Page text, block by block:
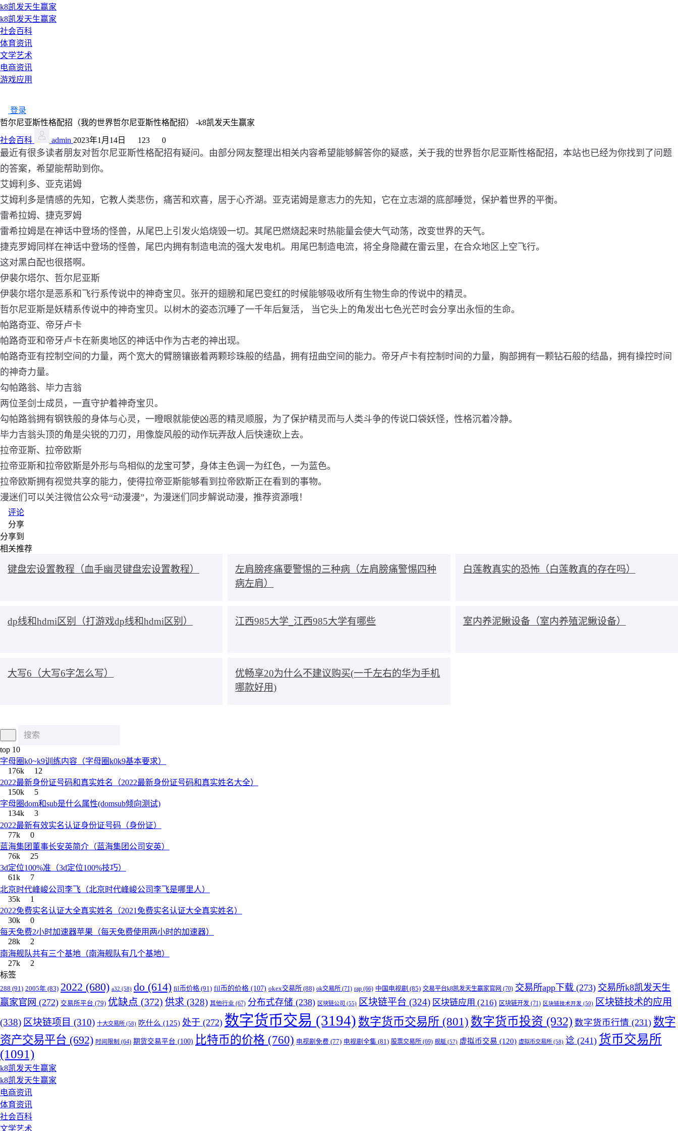
k8凯发天生赢家
k8凯发天生赢家
社会百科
体育资讯
文学艺术
电商资讯
游戏应用
登录
哲尔尼亚斯性格配招（我的世界哲尔尼亚斯性格配招） -k8凯发天生赢家
社会百科 admin 2023年1月14日 123 0
最近有很多读者朋友对哲尔尼亚斯性格配招有疑问。由部分网友整理出相关内容希望能够解答你的疑惑，关于我的世界哲尔尼亚斯性格配招，本站也已经为你找到了问题
的答案，希望能帮助到你。
艾姆利多、亚克诺姆
艾姆利多是情感的先知，它教人类悲伤，痛苦和欢喜，居于心齐湖。亚克诺姆是意志力的先知，它在立志湖的底部睡觉，保护着世界的平衡。
雷希拉姆、捷克罗姆
雷希拉姆是在神话中登场的怪兽，从尾巴上引发火焰烧毁一切。其尾巴燃烧起来时热能量会使大气动荡，改变世界的天气。
捷克罗姆同样在神话中登场的怪兽，尾巴内拥有制造电流的强大发电机。用尾巴制造电流，将全身隐藏在雷云里，在合众地区上空飞行。
这对黑白配也很搭啊。
伊裴尔塔尔、哲尔尼亚斯
伊裴尔塔尔是恶系和飞行系传说中的神奇宝贝。张开的翅膀和尾巴变红的时候能够吸收所有生物生命的传说中的精灵。
哲尔尼亚斯是妖精系传说中的神奇宝贝。以树木的姿态沉睡了一千年后复活， 当它头上的角发出七色光芒时会分享出永恒的生命。
帕路奇亚、帝牙卢卡
帕路奇亚和帝牙卢卡在新奥地区的神话中作为古老的神出现。
帕路奇亚有控制空间的力量，两个宽大的臂膀镶嵌着两颗珍珠般的结晶，拥有扭曲空间的能力。帝牙卢卡有控制时间的力量，胸部拥有一颗钻石般的结晶，拥有操控时间
的神奇力量。
勾帕路翁、毕力吉翁
两位圣剑士成员，一直守护着神奇宝贝。
勾帕路翁拥有钢铁般的身体与心灵，一瞪眼就能使凶恶的精灵顺服，为了保护精灵而与人类斗争的传说口袋妖怪，性格沉着冷静。
毕力吉翁头顶的角是尖锐的刀刃，用像旋风般的动作玩弄敌人后快速砍上去。
拉帝亚斯、拉帝欧斯
拉帝亚斯和拉帝欧斯是外形与鸟相似的龙宝可梦，身体主色调一为红色，一为蓝色。
拉帝欧斯拥有视觉共享的能力，使得拉帝亚斯能够看到拉帝欧斯正在看到的事物。
漫迷们可以关注微信公众号“动漫漫”，为漫迷们同步解说动漫，推荐资源哦！
评论
分享
分享到
相关推荐
键盘宏设置教程（血手幽灵键盘宏设置教程）
左肩膀疼痛要警惕的三种病（左肩膀痛警惕四种
病左肩）
白莲教真实的恐怖（白莲教真的存在吗）
dp线和hdmi区别（打游戏dp线和hdmi区别） 江西985大学_江西985大学有哪些 室内养泥鳅设备（室内养殖泥鳅设备）
大写6（大写6字怎么写）
优畅享20为什么不建议购买(一千左右的华为手机
哪款好用)
top 10
字母圈k0~k9训练内容（字母圈k0k9基本要求）
176k
12
2022最新身份证号码和真实姓名（2022最新身份证号码和真实姓名大全）
150k
5
字母圈dom和sub是什么属性(domsub倾向测试)
134k
3
2022最新有效实名认证身份证号码（身份证）
77k
0
蓝海集团董事长安英简介（蓝海集团公司安英）
76k
25
3d定位100%准（3d定位100%技巧）
61k
7
北京时代峰峻公司李飞（北京时代峰峻公司李飞是哪里人）
35k
1
2022免费实名认证大全真实姓名（2021免费实名认证大全真实姓名）
30k
0
每天免费2小时加速器苹果（每天免费使用两小时的加速器）
28k
2
南海舰队共有三个基地（南海舰队有几个基地）
27k
2
标签
288 (91) 2005年 (83) 2022 (680) a32 (58) do (614) fil币价格 (91) fil币的价格 (107) okex交易所 (88) ok交易所 (71) rap (66) 中国电视剧 (85) 交易平台k8凯发天生赢家官网 (70) 交易所app下载 (273) 交易所k8凯发天生
赢家官网 (272) 交易所平台 (79) 优缺点 (372) 供求 (328) 其他行业 (67) 分布式存储 (238) 区块链公司 (55) 区块链平台 (324) 区块链应用 (216) 区块链开发 (71) 区块链技术开发 (50)
区块链技术的应用
(338) 区块链项目 (310) 十大交易所 (58) 吃什么 (125) 处于 (272) 数字货币交易 (3194) 数字货币交易所 (801) 数字货币投资 (932) 数字货币行情 (231) 数字
资产交易平台 (692) 时间限制 (64) 期货交易平台 (100) 比特币的价格 (760) 电视剧免费 (77) 电视剧全集 (81) 股票交易所 (69) 舰艇 (57) 虚拟币交易 (120) 虚拟币交易所 (58) 谂 (241) 货币交易所
(1091)
k8凯发天生赢家
k8凯发天生赢家
电商资讯
体育资讯
社会百科
文学艺术